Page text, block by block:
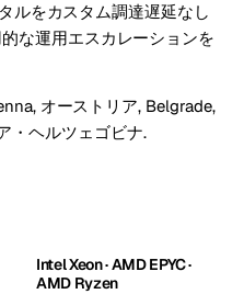
ルをカスタム調達遅延なし
な運用エスカレーションを
オーストリア, Belgrade,
・ヘルツェゴビナ.
Intel Xeon · AMD EPYC ·
AMD Ryzen